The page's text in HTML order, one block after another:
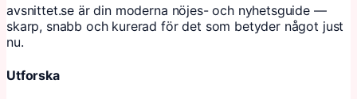
avsnittet.se är din moderna nöjes- och nyhetsguide —
skarp, snabb och kurerad för det som betyder något just
nu.
Utforska